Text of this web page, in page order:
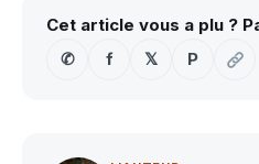
Cet article vous a plu ?
✆
f 𝕏 P